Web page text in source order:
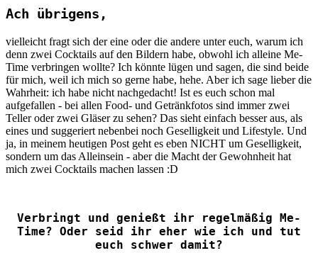
Ach übrigens,
vielleicht fragt sich der eine oder die andere unter euch, warum ich
denn zwei Cocktails auf den Bildern habe, obwohl ich alleine Me-
Time verbringen wollte? Ich könnte lügen und sagen, die sind beide
für mich, weil ich mich so gerne habe, hehe. Aber ich sage lieber die
Wahrheit: ich habe nicht nachgedacht! Ist es euch schon mal
aufgefallen - bei allen Food- und Getränkfotos sind immer zwei
Teller oder zwei Gläser zu sehen? Das sieht einfach besser aus, als
eines und suggeriert nebenbei noch Geselligkeit und Lifestyle. Und
ja, in meinem heutigen Post geht es eben NICHT um Geselligkeit,
sondern um das Alleinsein - aber die Macht der Gewohnheit hat
mich zwei Cocktails machen lassen :D
Verbringt und genießt ihr regelmäßig Me-
Time? Oder seid ihr eher wie ich und tut
euch schwer damit?